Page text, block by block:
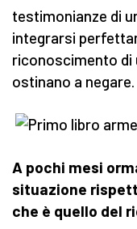
testimonianze di
integrarsi
riconoscimento
ostinano a negare.
A pochi mesi
situazione
che è quello del